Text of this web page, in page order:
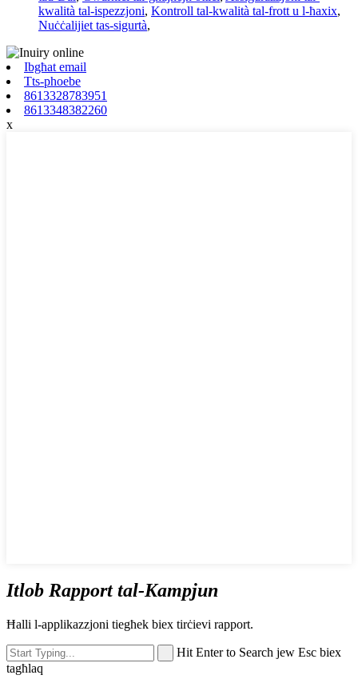
kwalità tal-ispezzjoni, Kontroll tal-kwalità tal-frott u l-ħaxix,
Nuċċalijiet tas-sigurtà,
Ibgħat email
Tts-phoebe
8613328783951
8613348382260
x
Itlob Rapport tal-Kampjun
Ħalli l-applikazzjoni tiegħek biex tirċievi rapport.
Hit Enter to Search jew Esc biex
tagħlaq